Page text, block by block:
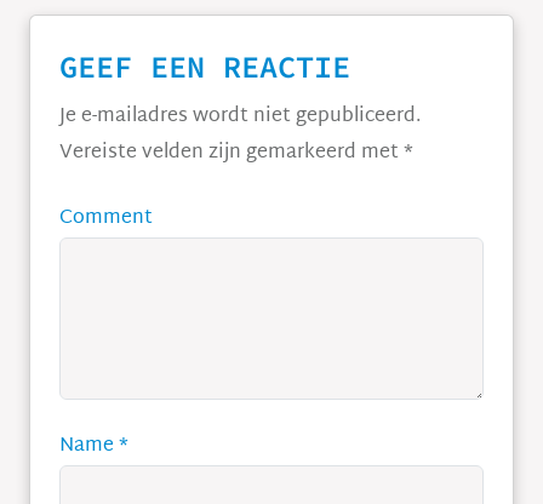
GEEF EEN REACTIE
Je e-mailadres wordt niet gepubliceerd.
Vereiste velden zijn gemarkeerd met*
Comment
Name*